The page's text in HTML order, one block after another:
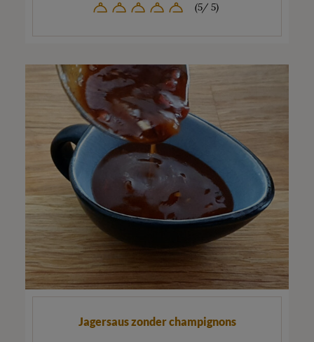
(5/ 5)
Jagersaus zonder champignons